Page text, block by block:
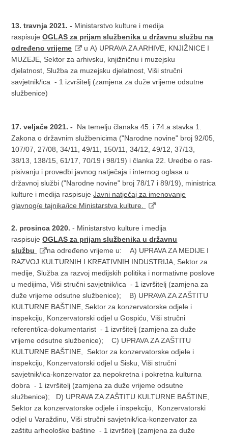
13. travnja 2021. - Ministarstvo kulture i medija
raspisujeOGLAS za prijam službenika u državnu službu na
određeno vrijeme
u A) UPRAVA ZA ARHIVE, KNJIŽNICE I
MUZEJE, Sektor za arhivsku, knjižničnu i muzejsku
djelatnost, Služba za muzejsku djelatnost, Viši stručni
savjetnik/ica - 1 izvršitelj (zamjena za duže vrijeme odsutne
službenice)
17. veljače 2021. -
Na temelju članaka 45. i 74.a stavka 1.
Zakona o držav­nim službenicima ("Narodne novine" broj 92/05,
107/07, 27/08, 34/11, 49/11, 150/11, 34/12, 49/12, 37/13,
38/13, 138/15, 61/17, 70/19 i 98/19) i članka 22. Uredbe o ras­
pisiva­nju i provedbi javnog natječaja i internog oglasa u
državnoj službi ("Narodne novine" broj 78/17 i 89/19), ministrica
kulture i medija raspisujeJavni natječaj za imenovanje
glavnog/e tajnika/ice Ministarstva kulture.
2. prosinca 2020.- Ministarstvo kulture i medija
raspisujeOGLAS za prijam službenika u državnu
službu
na određeno vrijeme u: A) UPRAVA ZA MEDIJE I
RAZVOJ KULTURNIH I KREATIVNIH INDUSTRIJA, Sektor za
medije, Služba za razvoj medijskih politika i normativne poslove
u medijima, Viši stručni savjetnik/ica - 1 izvršitelj (zamjena za
duže vrijeme odsutne službenice); B) UPRAVA ZA ZAŠTITU
KULTURNE BAŠTINE, Sektor za konzervatorske odjele i
inspekciju, Konzervatorski odjel u Gospiću, Viši stručni
referent/ica-dokumentarist - 1 izvršitelj (zamjena za duže
vrijeme odsutne službenice); C) UPRAVA ZA ZAŠTITU
KULTURNE BAŠTINE, Sektor za konzervatorske odjele i
inspekciju, Konzervatorski odjel u Sisku, Viši stručni
savjetnik/ica-konzervator za nepokretna i pokretna kulturna
dobra - 1 izvršitelj (zamjena za duže vrijeme odsutne
službenice); D) UPRAVA ZA ZAŠTITU KULTURNE BAŠTINE,
Sektor za konzervatorske odjele i inspekciju, Konzervatorski
odjel u Varaždinu, Viši stručni savjetnik/ica-konzervator za
zaštitu arheološke baštine - 1 izvršitelj (zamjena za duže